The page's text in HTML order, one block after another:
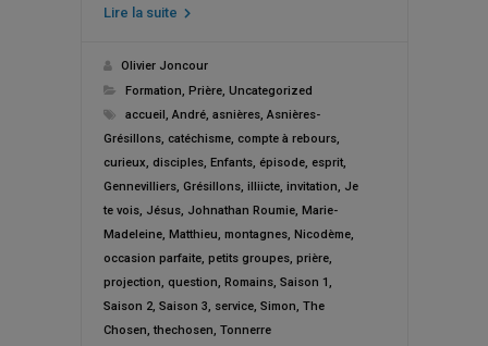
Lire la suite
Olivier Joncour
Formation Prière, Uncategorized
accueil André, asnières, Asnières-
Grésillons, catéchisme, compte à rebours,
curieux
disciples, Enfants, épisode, esprit,
Gennevilliers, Grésillons, illiicte, invitation
Je
te vois, Jésus, Johnathan Roumie, Marie-
Madeleine, Matthieu montagnes, Nicodème,
occasion parfaite, petits groupes, prière,
projection
question Romains, Saison 1
Saison 2, Saison 3 service, Simon The
Chosen thechosen Tonnerre